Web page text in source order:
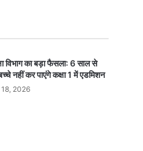
विभाग का बड़ा फैसला: 6 साल से
नहीं कर पाएंगे कक्षा 1 में एडमिशन
2026